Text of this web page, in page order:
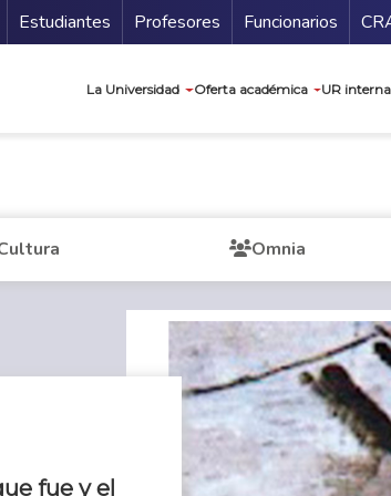
Estudiantes Profesores Funcionarios
La Universidad Oferta académica UR
Omnia
fue y el